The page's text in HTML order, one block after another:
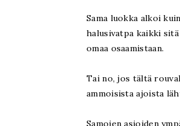
Sama luokka alkoi
halusivatpa kaikki
omaa osaamistaan.
Tai no, jos tältä
ammoisista ajoista
Samojen asioiden